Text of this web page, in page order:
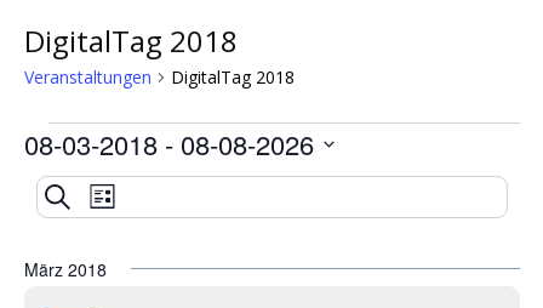
DigitalTag 2018
Veranstaltungen DigitalTag 2018
Veranstaltungen
08-03-2018 - 08-08-2026
Datum
wählen.
Veranstaltungen
SucheVeranstaltung
Navigation
Liste
März 2018